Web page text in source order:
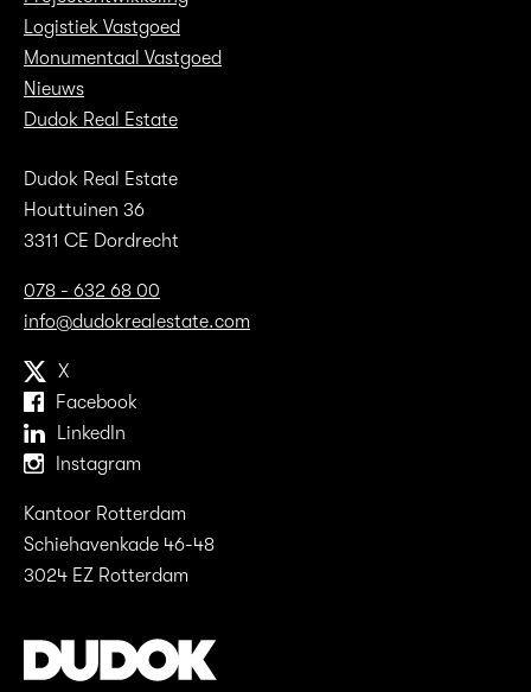
Logistiek Vastgoed
Monumentaal Vastgoed
Nieuws
Dudok Real Estate
Dudok Real Estate
Houttuinen 36
3311 CE Dordrecht
078 - 632 68 00
info@dudokrealestate.com
X
Facebook
LinkedIn
Instagram
Kantoor Rotterdam
Schiehavenkade 46-48
3024 EZ Rotterdam